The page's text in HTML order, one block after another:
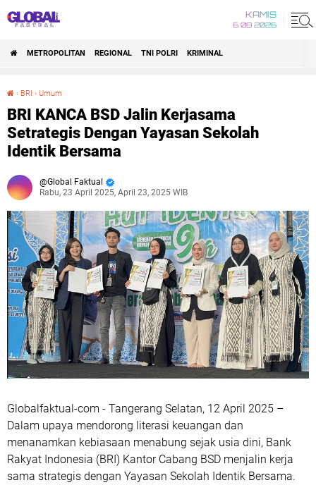
KAMIS
6 08 2026
METROPOLITAN REGIONAL TNI POLRI KRIMINAL
› BRI › Umum
BRI KANCA BSD Jalin Kerjasama
Setrategis Dengan Yayasan Sekolah
Identik Bersama
Global Faktual
Rabu, 23 April 2025, April 23, 2025 WIB
Globalfaktual-com - Tangerang Selatan, 12 April 2025 –
Dalam upaya mendorong literasi keuangan dan
menanamkan kebiasaan menabung sejak usia dini, Bank
Rakyat Indonesia (BRI) Kantor Cabang BSD menjalin kerja
sama strategis dengan Yayasan Sekolah Identik Bersama.